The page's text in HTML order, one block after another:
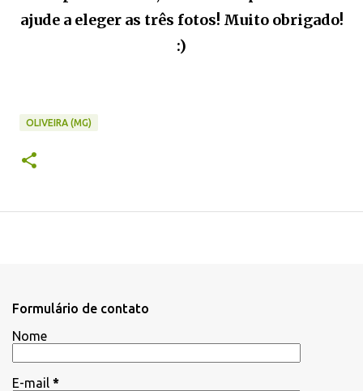
ajude a eleger as três fotos! Muito obrigado!
:)
OLIVEIRA (MG)
Formulário de contato
Nome
E-mail *